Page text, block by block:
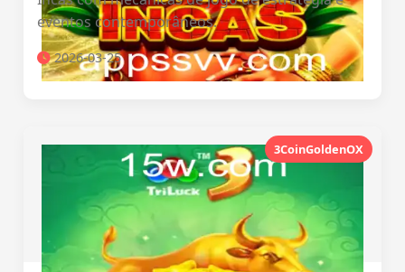
eventos contemporâneos.
2026-03-25
3CoinGoldenOX